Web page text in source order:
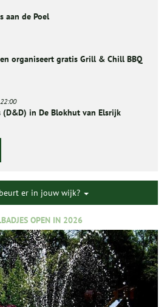
aan de Poel
organiseert gratis Grill & Chill BBQ
22:00
(D&D) in De Blokhut van Elsrijk
er in jouw wijk?
OPEN IN 2026